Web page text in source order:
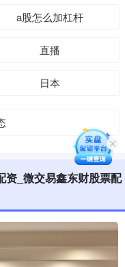
a股怎么加杠杆
直播
日本
资_微交易鑫东财股票配